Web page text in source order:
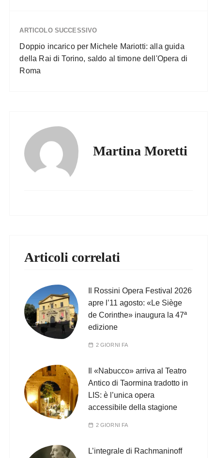
ARTICOLO SUCCESSIVO
Doppio incarico per Michele Mariotti: alla guida
della Rai di Torino, saldo al timone dell'Opera di
Roma
Martina Moretti
Articoli correlati
Il Rossini Opera Festival 2026
apre l’11 agosto: «Le Siège
de Corinthe» inaugura la 47ª
edizione
2 GIORNI FA
Il «Nabucco» arriva al Teatro
Antico di Taormina tradotto in
LIS: è l’unica opera
accessibile della stagione
2 GIORNI FA
L’integrale di Rachmaninoff